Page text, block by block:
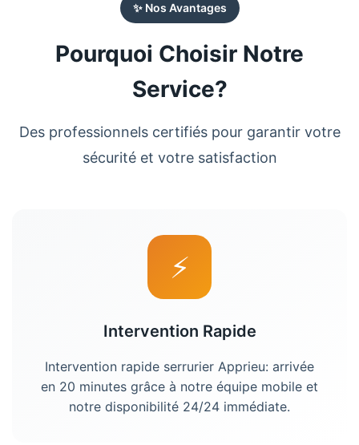
✨ Nos Avantages
Pourquoi Choisir Notre
Service?
Des professionnels certifiés pour garantir votre
sécurité et votre satisfaction
⚡
Intervention Rapide
Intervention rapide serrurier Apprieu: arrivée
en 20 minutes grâce à notre équipe mobile et
notre disponibilité 24/24 immédiate.